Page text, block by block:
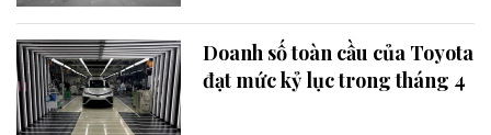
Doanh số toàn cầu của Toyota
đạt mức kỷ lục trong tháng 4